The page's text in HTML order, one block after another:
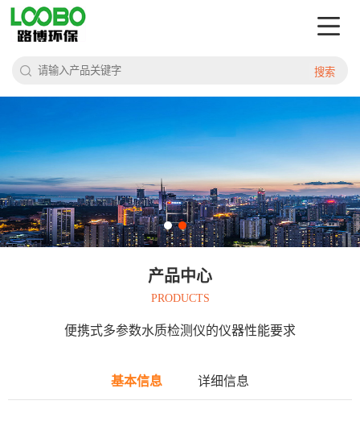
搜索
产品中心
PRODUCTS
便携式多参数水质检测仪的仪器性能要求
基本信息 详细信息